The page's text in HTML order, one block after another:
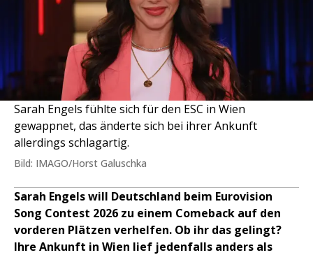
Sarah Engels fühlte sich für den ESC in Wien
gewappnet, das änderte sich bei ihrer Ankunft
allerdings schlagartig.
Bild: IMAGO/Horst Galuschka
Sarah Engels will Deutschland beim Eurovision
Song Contest 2026 zu einem Comeback auf den
vorderen Plätzen verhelfen. Ob ihr das gelingt?
Ihre Ankunft in Wien lief jedenfalls anders als